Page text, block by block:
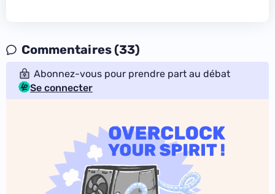
Commentaires (33)
Abonnez-vous pour prendre part au débat
Se connecter